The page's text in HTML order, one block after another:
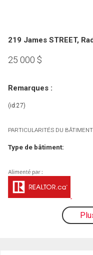
219 James STREET,
25 000 $
Remarques :
(id:27)
PARTICULARITÉS DU
Type de bâtiment: